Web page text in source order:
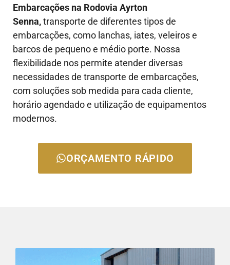
Embarcações na Rodovia Ayrton
Senna,transporte de diferentes tipos de
embarcações, como lanchas, iates, veleiros e
barcos de pequeno e médio porte. Nossa
flexibilidade nos permite atender diversas
necessidades de transporte de embarcações,
com soluções sob medida para cada cliente,
horário agendado e utilização de equipamentos
modernos.
ORÇAMENTO RÁPIDO